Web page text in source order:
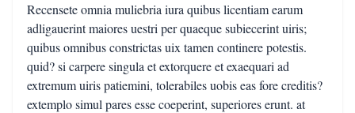
Recensete omnia muliebria iura quibus licentiam earum
adligauerint maiores uestri per quaeque subiecerint uiris;
quibus omnibus constrictas uix tamen continere potestis.
quid? si carpere singula et extorquere et exaequari ad
extremum uiris patiemini, tolerabiles uobis eas fore creditis?
extemplo simul pares esse coeperint, superiores erunt. at